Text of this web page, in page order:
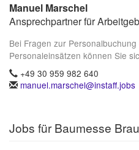
Manuel Marschel
Ansprechpartner für
Bei Fragen zur
Personaleinsätzen können Sie
+49 30 959 982 640
manuel.marschel@instaff.jobs
Jobs für Baumesse